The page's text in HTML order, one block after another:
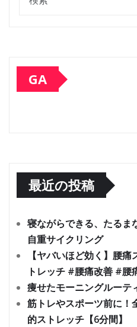
GA
最近の投稿
寝ながらできる、たるま
自重サイクリング
【ヤバいほど効く】腰
トレッチ #腰痛改善 #腰
痩せたモーニングルーテ
筋トレやスポーツ前に！
的ストレッチ【6分間】